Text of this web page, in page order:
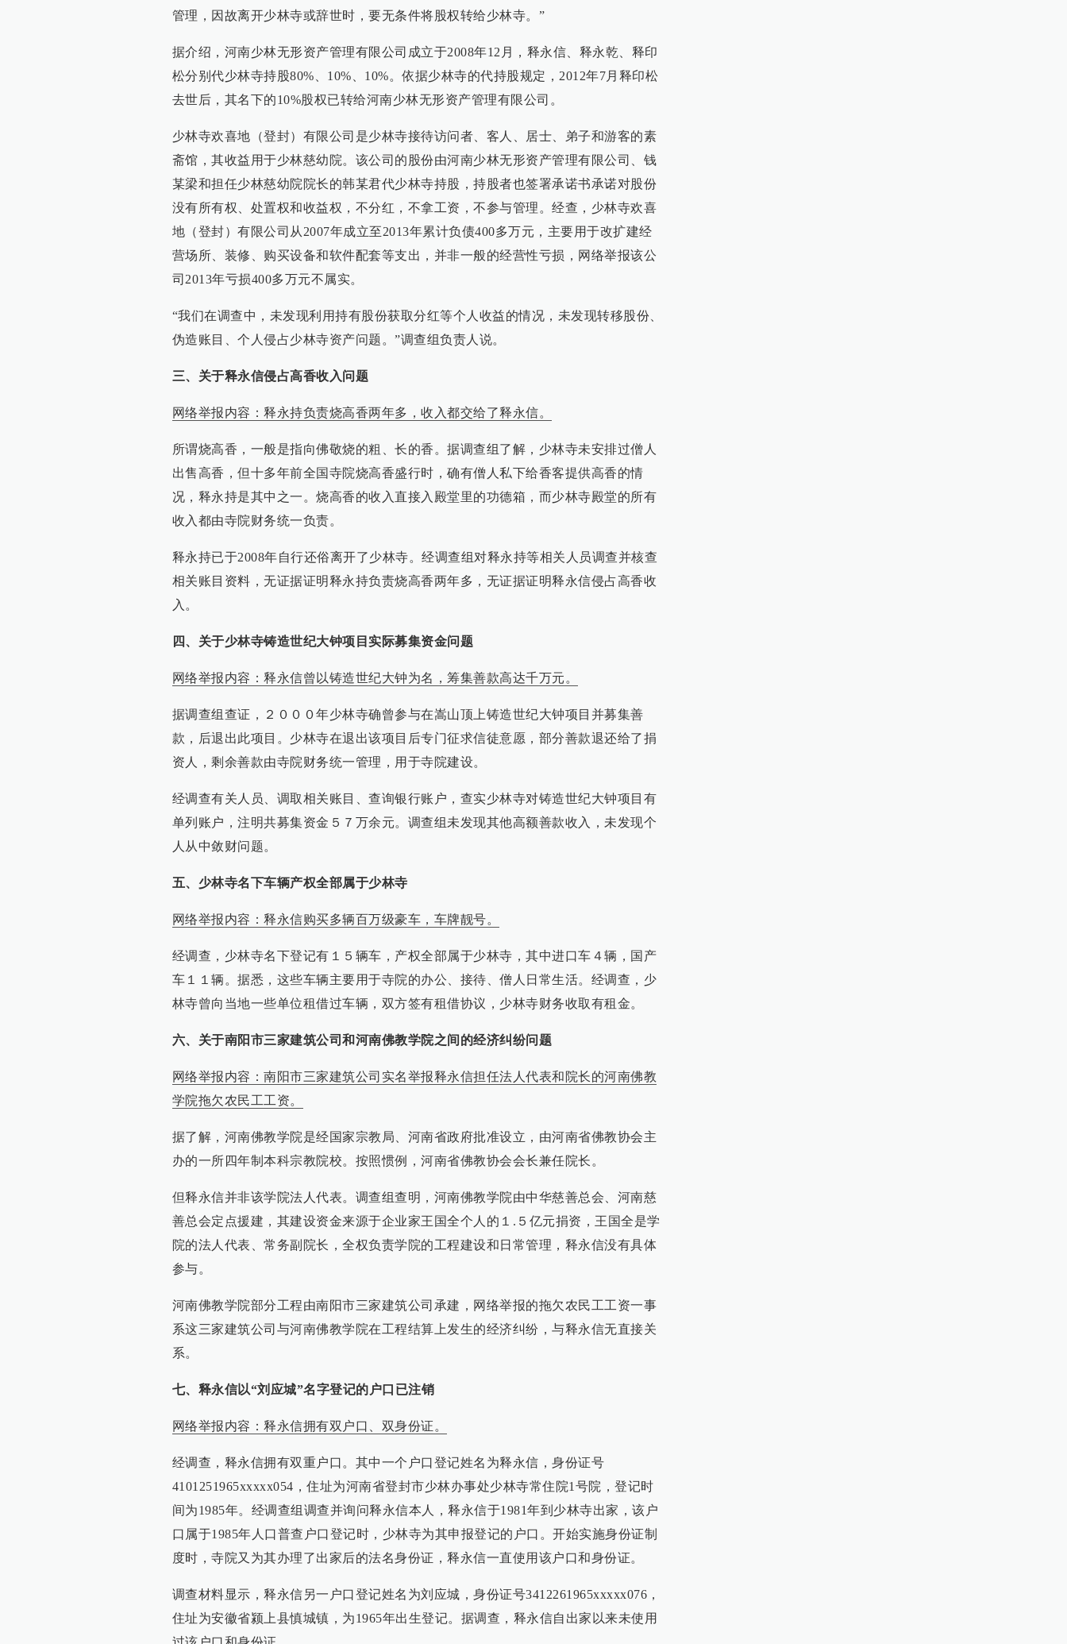
管理，因故离开少林寺或辞世时，要无条件将股权转给少林寺。”
据介绍，河南少林无形资产管理有限公司成立于2008年12月，释永信、释永乾、释印
松分别代少林寺持股80%、10%、10%。依据少林寺的代持股规定，2012年7月释印松
去世后，其名下的10%股权已转给河南少林无形资产管理有限公司。
少林寺欢喜地（登封）有限公司是少林寺接待访问者、客人、居士、弟子和游客的素
斋馆，其收益用于少林慈幼院。该公司的股份由河南少林无形资产管理有限公司、钱
某梁和担任少林慈幼院院长的韩某君代少林寺持股，持股者也签署承诺书承诺对股份
没有所有权、处置权和收益权，不分红，不拿工资，不参与管理。经查，少林寺欢喜
地（登封）有限公司从2007年成立至2013年累计负债400多万元，主要用于改扩建经
营场所、装修、购买设备和软件配套等支出，并非一般的经营性亏损，网络举报该公
司2013年亏损400多万元不属实。
“我们在调查中，未发现利用持有股份获取分红等个人收益的情况，未发现转移股份、
伪造账目、个人侵占少林寺资产问题。”调查组负责人说。
三、关于释永信侵占高香收入问题
网络举报内容：释永持负责烧高香两年多，收入都交给了释永信。
所谓烧高香，一般是指向佛敬烧的粗、长的香。据调查组了解，少林寺未安排过僧人
出售高香，但十多年前全国寺院烧高香盛行时，确有僧人私下给香客提供高香的情
况，释永持是其中之一。烧高香的收入直接入殿堂里的功德箱，而少林寺殿堂的所有
收入都由寺院财务统一负责。
释永持已于2008年自行还俗离开了少林寺。经调查组对释永持等相关人员调查并核查
相关账目资料，无证据证明释永持负责烧高香两年多，无证据证明释永信侵占高香收
入。
四、关于少林寺铸造世纪大钟项目实际募集资金问题
网络举报内容：释永信曾以铸造世纪大钟为名，筹集善款高达千万元。
据调查组查证，２０００年少林寺确曾参与在嵩山顶上铸造世纪大钟项目并募集善
款，后退出此项目。少林寺在退出该项目后专门征求信徒意愿，部分善款退还给了捐
资人，剩余善款由寺院财务统一管理，用于寺院建设。
经调查有关人员、调取相关账目、查询银行账户，查实少林寺对铸造世纪大钟项目有
单列账户，注明共募集资金５７万余元。调查组未发现其他高额善款收入，未发现个
人从中敛财问题。
五、少林寺名下车辆产权全部属于少林寺
网络举报内容：释永信购买多辆百万级豪车，车牌靓号。
经调查，少林寺名下登记有１５辆车，产权全部属于少林寺，其中进口车４辆，国产
车１１辆。据悉，这些车辆主要用于寺院的办公、接待、僧人日常生活。经调查，少
林寺曾向当地一些单位租借过车辆，双方签有租借协议，少林寺财务收取有租金。
六、关于南阳市三家建筑公司和河南佛教学院之间的经济纠纷问题
网络举报内容：南阳市三家建筑公司实名举报释永信担任法人代表和院长的河南佛教
学院拖欠农民工工资。
据了解，河南佛教学院是经国家宗教局、河南省政府批准设立，由河南省佛教协会主
办的一所四年制本科宗教院校。按照惯例，河南省佛教协会会长兼任院长。
但释永信并非该学院法人代表。调查组查明，河南佛教学院由中华慈善总会、河南慈
善总会定点援建，其建设资金来源于企业家王国全个人的１.５亿元捐资，王国全是学
院的法人代表、常务副院长，全权负责学院的工程建设和日常管理，释永信没有具体
参与。
河南佛教学院部分工程由南阳市三家建筑公司承建，网络举报的拖欠农民工工资一事
系这三家建筑公司与河南佛教学院在工程结算上发生的经济纠纷，与释永信无直接关
系。
七、释永信以“刘应城”名字登记的户口已注销
网络举报内容：释永信拥有双户口、双身份证。
经调查，释永信拥有双重户口。其中一个户口登记姓名为释永信，身份证号
4101251965xxxxx054，住址为河南省登封市少林办事处少林寺常住院1号院，登记时
间为1985年。经调查组调查并询问释永信本人，释永信于1981年到少林寺出家，该户
口属于1985年人口普查户口登记时，少林寺为其申报登记的户口。开始实施身份证制
度时，寺院又为其办理了出家后的法名身份证，释永信一直使用该户口和身份证。
调查材料显示，释永信另一户口登记姓名为刘应城，身份证号3412261965xxxxx076，
住址为安徽省颍上县慎城镇，为1965年出生登记。据调查，释永信自出家以来未使用